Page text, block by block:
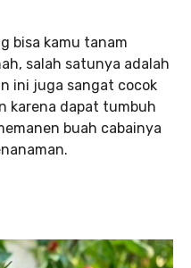
bisa kamu tanam
salah satunya adalah
ini juga sangat cocok
karena dapat tumbuh
buah cabainya